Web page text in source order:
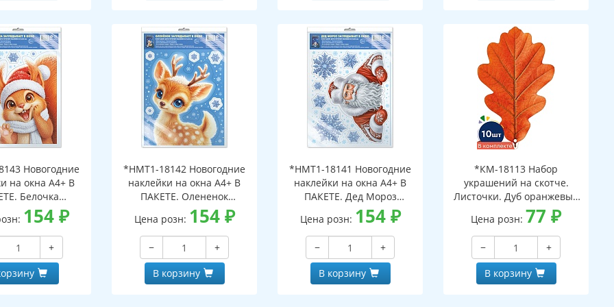
Новогодние
на окна А4+ В
Белочка
в окно (видны
сторон,
в
упаковке,
и клеевым
154₽
+
*НМТ1-18142 Новогодние
наклейки на окна А4+ В
ПАКЕТЕ. Олененок
заглядывает в окно (видны
с обеих сторон,
многоразовые, в
индивидуальной упаковке,
с европодвесом и клеевым
клапаном)
Цена розн: 154₽
−
+
В корзину
*НМТ1-18141 Новогодние
наклейки на окна А4+ В
ПАКЕТЕ. Дед Мороз
заглядывает в окно (видны
с обеих сторон,
многоразовые, в
индивидуальной упаковке,
с европодвесом и клеевым
клапаном)
Цена розн: 154₽
−
+
В корзину
*КМ-18113 Набор
украшений на скотче.
Листочки. Дуб оранжевый
(10 шт. в наборе,
двухсторонняя, ВД-лак)
Цена розн: 77₽
−
+
В корзину